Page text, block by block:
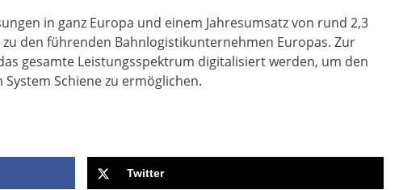
in ganz Europa und einem Jahresumsatz von rund 2,3
den führenden Bahnlogistikunternehmen Europas. Zur
gesamte Leistungsspektrum digitalisiert werden, um den
Schiene zu ermöglichen.
Twitter